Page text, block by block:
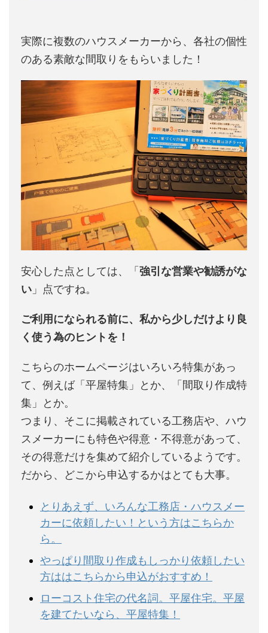
実際に複数のハウスメーカーから、各社の個性
のある素敵な間取りをもらいました！
安心した点としては、「 強引な営業や勧誘がな
い 」点ですね。
ご利用になられる前に、私から少しだけより良
く使う為のヒントを！
こちらのホームページはいろいろ特集があっ
て、例えば「平屋特集」とか、「間取り作成特
集」とか。
つまり、そこに掲載されている工務店や、ハウ
スメーカーにも特色や得意・不得意があって、
その得意だけを集めて紹介しているようです。
だから、どこから申込するかはとても大事。
とりあえず、いろんな工務店・ハウスメー
カーに依頼したい！という方はこちらか
ら。
やっぱり間取り作成もしっかり依頼したい
方ははこちらから申込がおすすめ！
ローコスト住宅の代名詞。平屋住宅。平屋
を建てたいなら、平屋特集！